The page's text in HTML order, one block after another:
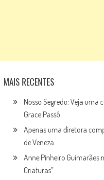
MAIS RECENTES
Nosso Segredo: Veja uma
Grace Passô
Apenas uma diretora
de Veneza
Anne Pinheiro Guimarães
Criaturas”